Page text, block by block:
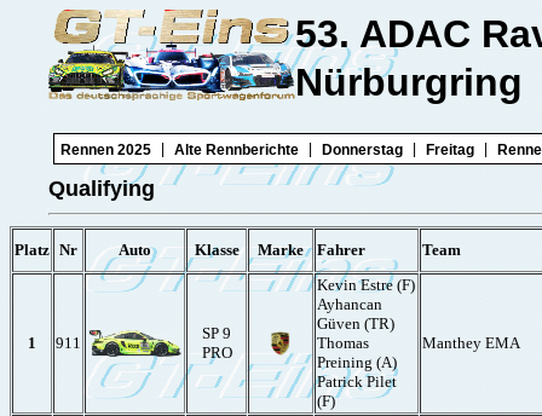
53. ADAC
Nürburgring
Rennen 2025 Alte Rennberichte Donnerstag Freitag
Qualifying
Platz Nr Auto Klasse Marke Fahrer Team
1 911
SP 9
PRO
Kevin Estre (F)
Ayhancan
Güven (TR)
Thomas
Preining (A)
Patrick Pilet
(F)
Manthey EMA